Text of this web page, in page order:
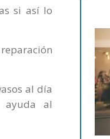
si así lo
al día
ayuda al